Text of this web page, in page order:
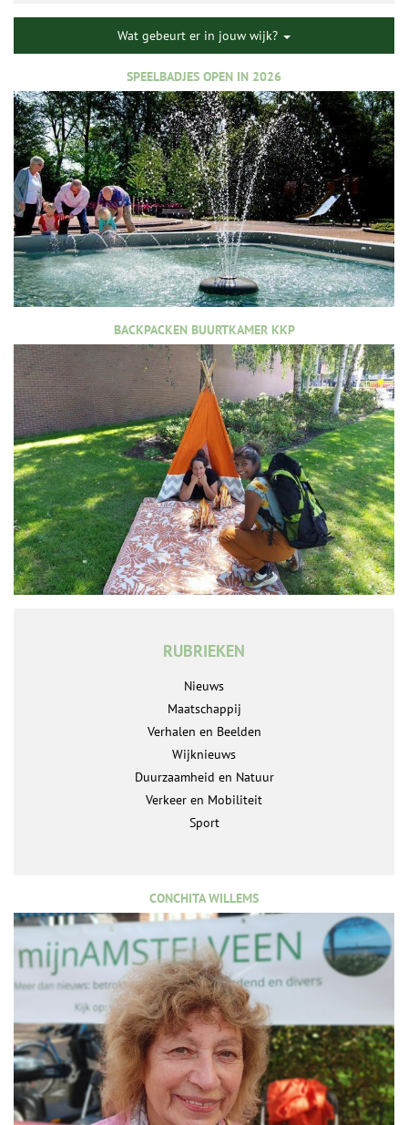
Wat gebeurt er in jouw wijk?
SPEELBADJES OPEN IN 2026
BACKPACKEN BUURTKAMER KKP
RUBRIEKEN
Nieuws
Maatschappij
Verhalen en Beelden
Wijknieuws
Duurzaamheid en Natuur
Verkeer en Mobiliteit
Sport
CONCHITA WILLEMS